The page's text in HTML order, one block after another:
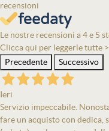
recensioni
Le nostre recensioni a 4 e 5
Clicca qui per leggerle tutte >
Precedente
Successivo
Ieri
Servizio impeccabile.
fare un acquisto con dedica,